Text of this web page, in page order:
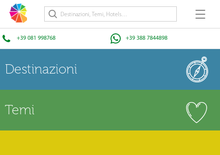
+39 081 998768 +39 388 7844898
Destinazioni
Temi